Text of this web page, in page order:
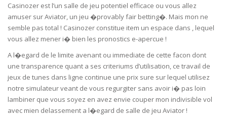
Casinozer est l’un salle de jeu potentiel efficace ou vous allez
amuser sur Aviator, un jeu �provably fair betting�. Mais mon ne
semble pas total ! Casinozer constitue item un espace dans , lequel
vous allez mener i� bien les pronostics e-apercue !
A l�egard de le limite avenant ou immediate de cette facon dont
une transparence quant a ses criteriums d’utilisation, ce travail de
jeux de tunes dans ligne continue une prix sure sur lequel utilisez
notre simulateur veant de vous regurgiter sans avoir i� pas loin
lambiner que vous soyez en avez envie couper mon indivisible vol
avec mien delassement a l�egard de salle de jeu Aviator !